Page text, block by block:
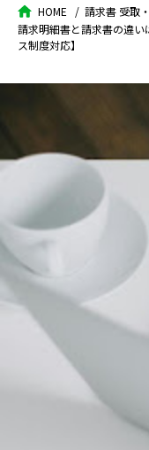
HOME 請求書 受取
請求明細書と請求書の違
ス制度対応】